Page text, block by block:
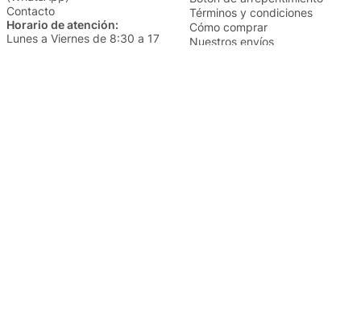
Contacto
Horario de atención:
Lunes a Viernes de 8:30 a 17
Términos y condiciones
Cómo comprar
Nuestros envíos